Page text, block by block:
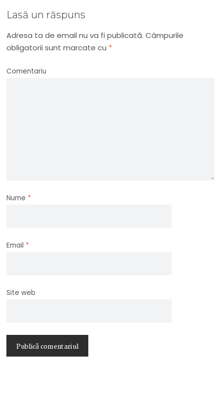
Lasă un răspuns
Adresa ta de email nu va fi publicată. Câmpurile
obligatorii sunt marcate cu *
Comentariu
Nume *
Email *
Site web